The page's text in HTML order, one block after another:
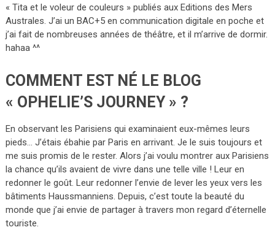
« Tita et le voleur de couleurs » publiés aux Editions des Mers
Australes. J’ai un BAC+5 en communication digitale en poche et
j’ai fait de nombreuses années de théâtre, et il m’arrive de dormir.
hahaa ^^
COMMENT EST NÉ LE BLOG
« OPHELIE’S JOURNEY » ?
En observant les Parisiens qui examinaient eux-mêmes leurs
pieds… J’étais ébahie par Paris en arrivant. Je le suis toujours et
me suis promis de le rester. Alors j’ai voulu montrer aux Parisiens
la chance qu’ils avaient de vivre dans une telle ville ! Leur en
redonner le goût. Leur redonner l’envie de lever les yeux vers les
bâtiments Haussmanniens. Depuis, c’est toute la beauté du
monde que j’ai envie de partager à travers mon regard d’éternelle
touriste.